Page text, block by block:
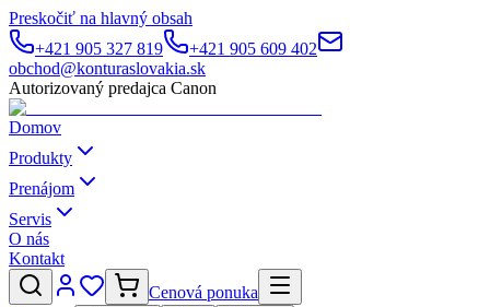
Preskočiť na hlavný obsah
+421 905 327 819
+421 905 609 402
obchod@konturaslovakia.sk
Autorizovaný predajca Canon
Domov
Produkty
Prenájom
Servis
O nás
Kontakt
Cenová ponuka